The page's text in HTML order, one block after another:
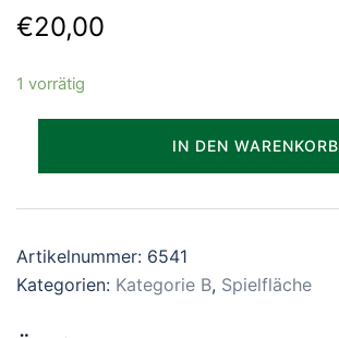
€20,00
1 vorrätig
IN DEN WARENKORB
Artikelnummer: 6541
Kategorien: Kategorie B, Spielfläche